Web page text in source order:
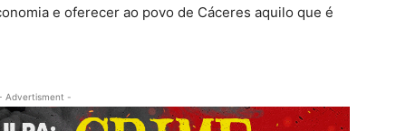
e oferecer ao povo de Cáceres aquilo que é
Advertisment -